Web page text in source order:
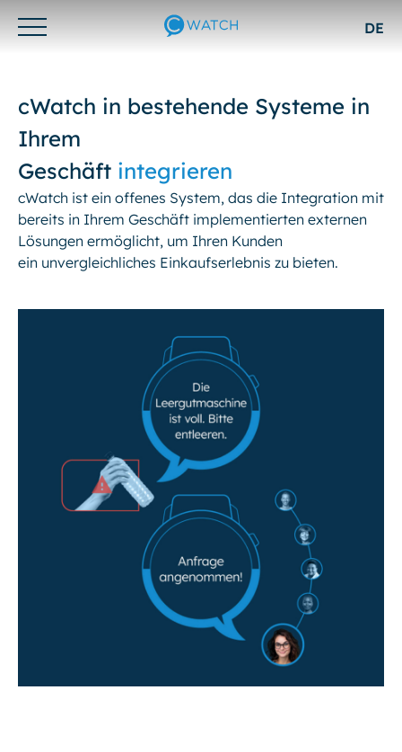
Otwórz/zamknij
DE
cWatch in bestehende Systeme in
Ihrem
Geschäft integrieren
cWatch ist ein offenes System, das die Integration mit
bereits in Ihrem Geschäft implementierten externen
Lösungen ermöglicht, um Ihren Kunden
ein unvergleichliches Einkaufserlebnis zu bieten.